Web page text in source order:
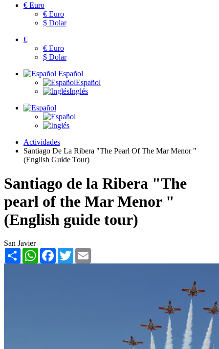
€ Euro
€ Euro
$ Dolar
€
€ Euro
$ Dolar
Español
Español
Inglés
Actividades
Santiago De La Ribera "The Pearl Of The Mar Menor "
(English Guide Tour)
Santiago de la Ribera "The
pearl of the Mar Menor "
(English guide tour)
San Javier
Share WhatsAppFacebook
Twitter